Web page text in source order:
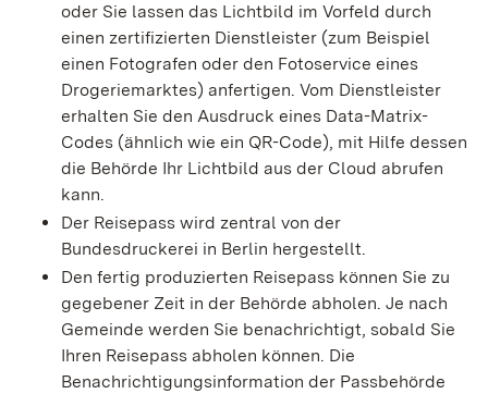
oder Sie lassen das Lichtbild im Vorfeld durch
einen zertifizierten Dienstleister (zum Beispiel
einen Fotografen oder den Fotoservice eines
Drogeriemarktes) anfertigen. Vom Dienstleister
erhalten Sie den Ausdruck eines Data-Matrix-
Codes (ähnlich wie ein QR-Code), mit Hilfe dessen
die Behörde Ihr Lichtbild aus der Cloud abrufen
kann.
Der Reisepass wird zentral von der
Bundesdruckerei in Berlin hergestellt.
Den fertig produzierten Reisepass können Sie zu
gegebener Zeit in der Behörde abholen. Je nach
Gemeinde werden Sie benachrichtigt, sobald Sie
Ihren Reisepass abholen können. Die
Benachrichtigungsinformation der Passbehörde